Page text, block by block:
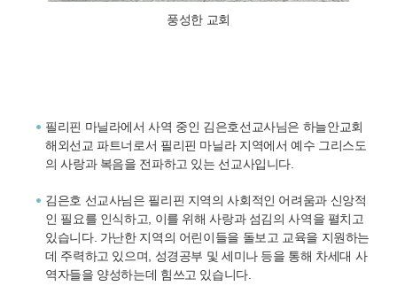
풍성한 교회
필리핀 마닐라에서 사역 중인 김은호선교사님은 하늘안교회
해외선교 파트너로서 필리핀 마닐라 지역에서 예수 그리스도
의 사랑과 복음을 전파하고 있는 선교사입니다.
김은호 선교사님은 필리핀 지역의 사회적인 어려움과 신앙적
인 필요를 인식하고, 이를 위해 사랑과 섬김의 사역을 펼치고
있습니다. 가난한 지역의 어린이들을 돌보고 교육을 지원하는
데 주력하고 있으며, 성경공부 및 세미나 등을 통해 차세대 사
역자들을 양성하는데 힘쓰고 있습니다.